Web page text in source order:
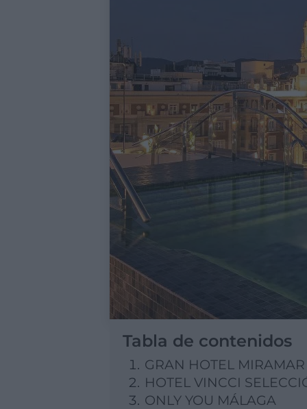
Tabla de contenidos
GRAN HOTEL MIRAMAR
HOTEL VINCCI
ONLY YOU MÁLAGA